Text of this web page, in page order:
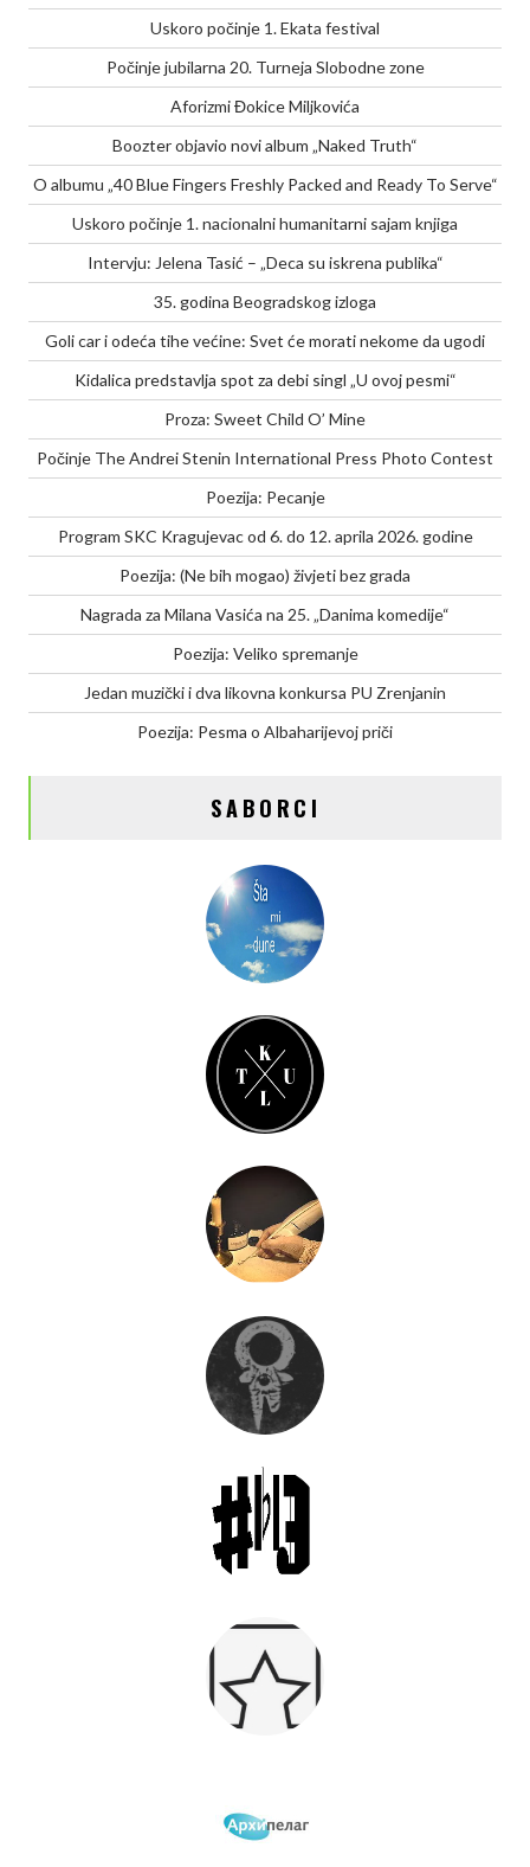
Uskoro počinje 1. Ekata festival
Počinje jubilarna 20. Turneja Slobodne zone
Aforizmi Đokice Miljkovića
Boozter objavio novi album „Naked Truth“
O albumu „40 Blue Fingers Freshly Packed and Ready To Serve“
Uskoro počinje 1. nacionalni humanitarni sajam knjiga
Intervju: Jelena Tasić – „Deca su iskrena publika“
35. godina Beogradskog izloga
Goli car i odeća tihe većine: Svet će morati nekome da ugodi
Kidalica predstavlja spot za debi singl „U ovoj pesmi“
Proza: Sweet Child O’ Mine
Počinje The Andrei Stenin International Press Photo Contest
Poezija: Pecanje
Program SKC Kragujevac od 6. do 12. aprila 2026. godine
Poezija: (Ne bih mogao) živjeti bez grada
Nagrada za Milana Vasića na 25. „Danima komedije“
Poezija: Veliko spremanje
Jedan muzički i dva likovna konkursa PU Zrenjanin
Poezija: Pesma o Albaharijevoj priči
SABORCI